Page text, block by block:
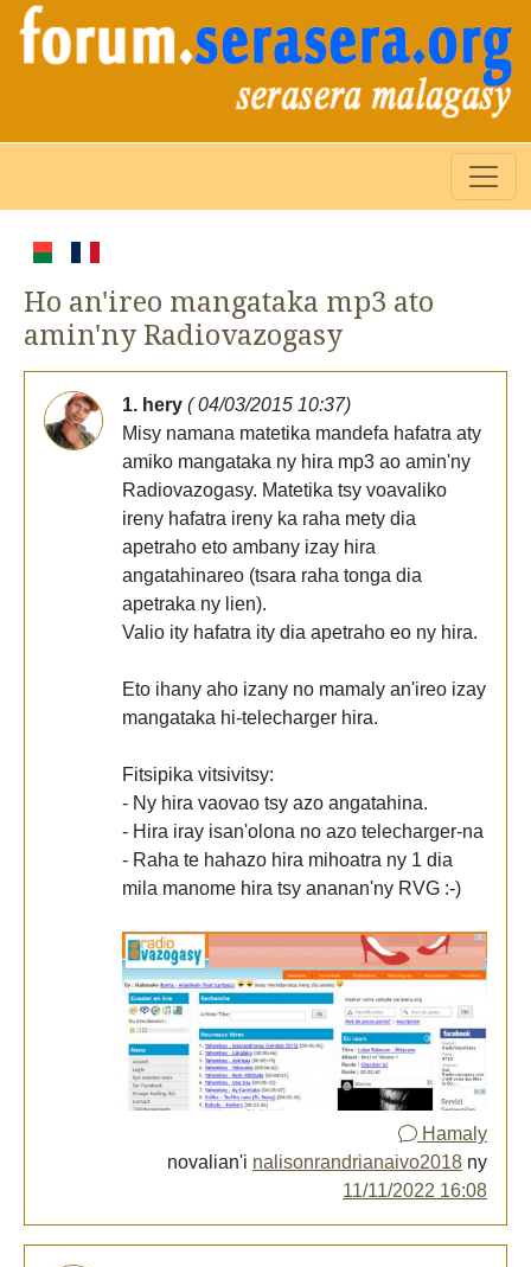
Ho an'ireo mangataka mp3 ato
amin'ny Radiovazogasy
1. hery ( 04/03/2015 10:37)
Misy namana matetika mandefa hafatra aty
amiko mangataka ny hira mp3 ao amin'ny
Radiovazogasy. Matetika tsy voavaliko
ireny hafatra ireny ka raha mety dia
apetraho eto ambany izay hira
angatahinareo (tsara raha tonga dia
apetraka ny lien).
Valio ity hafatra ity dia apetraho eo ny hira.
Eto ihany aho izany no mamaly an'ireo izay
mangataka hi-telecharger hira.
Fitsipika vitsivitsy:
- Ny hira vaovao tsy azo angatahina.
- Hira iray isan'olona no azo telecharger-na
- Raha te hahazo hira mihoatra ny 1 dia
mila manome hira tsy ananan'ny RVG :-)
Hamaly
novalian'i nalisonrandrianaivo2018 ny
11/11/2022 16:08